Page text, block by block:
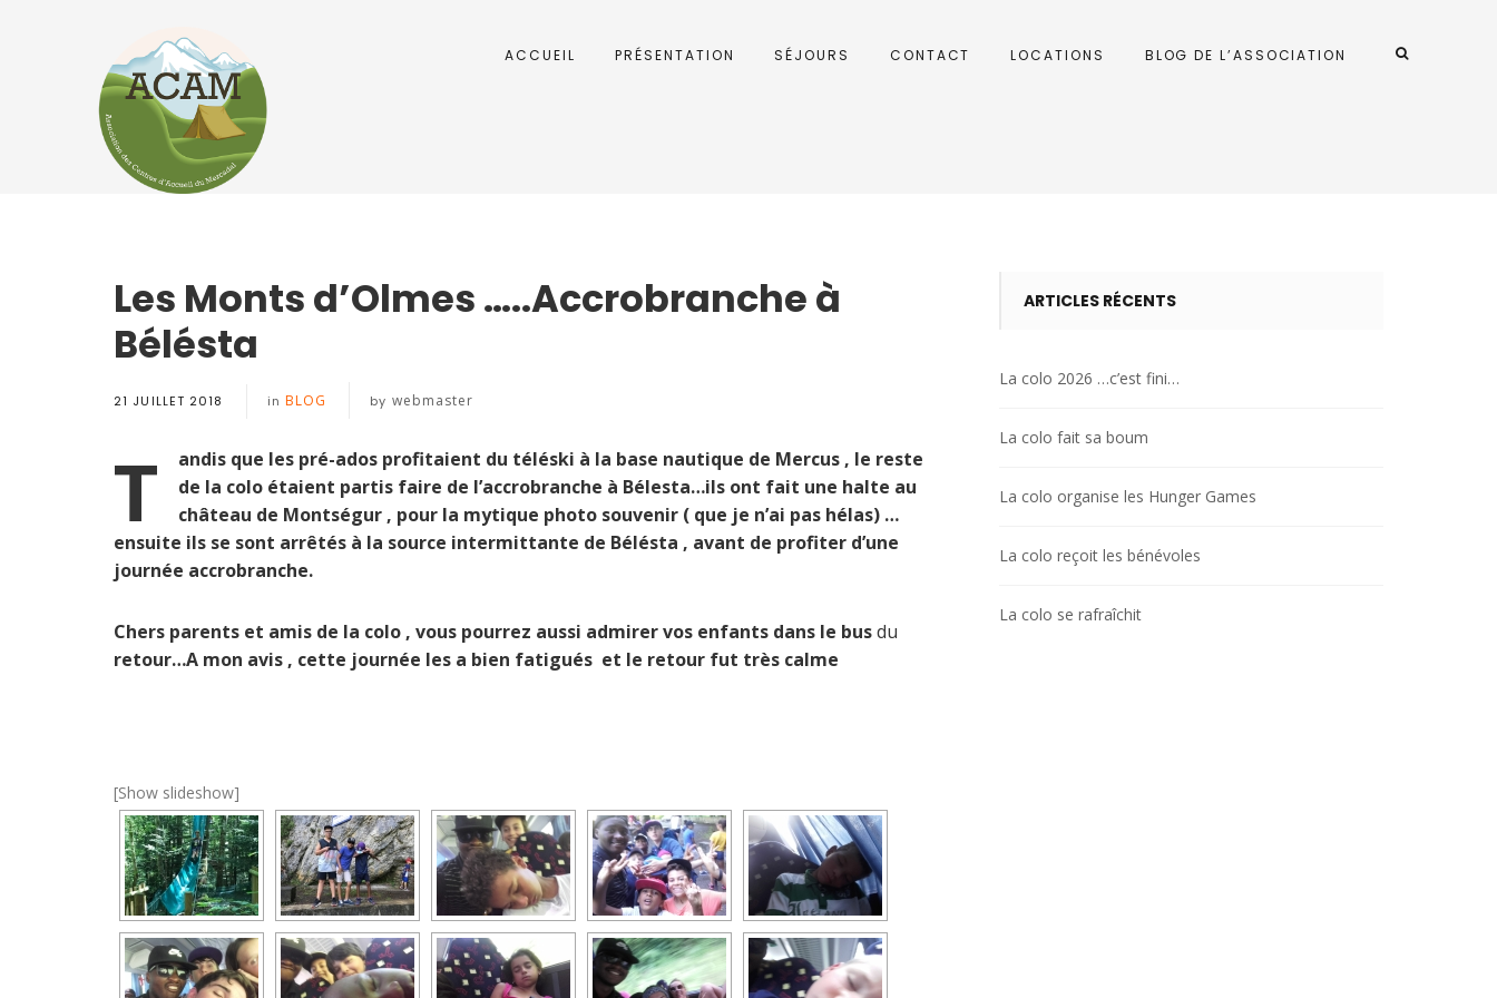
ACCUEIL PRÉSENTATION SÉJOURS CONTACT LOCATIONS BLOG DE L’ASSOCIATION
Les Monts d’Olmes …..Accrobranche à
Bélésta
21 JUILLET 2018 in BLOG by webmaster
T
andis que les pré-ados profitaient du téléski à la base nautique de Mercus , le reste
de la colo étaient partis faire de l’accrobranche à Bélesta…ils ont fait une halte au
château de Montségur , pour la mytique photo souvenir ( que je n’ai pas hélas) …
ensuite ils se sont arrêtés à la source intermittante de Bélésta , avant de profiter d’une
journée accrobranche.
Chers parents et amis de la colo , vous pourrez aussi admirer vos enfants dans le busdu
retour…A mon avis , cette journée les a bien fatigués et le retour fut très calme
[Show slideshow]
ARTICLES RÉCENTS
La colo 2026 …c’est fini…
La colo fait sa boum
La colo organise les Hunger Games
La colo reçoit les bénévoles
La colo se rafraîchit